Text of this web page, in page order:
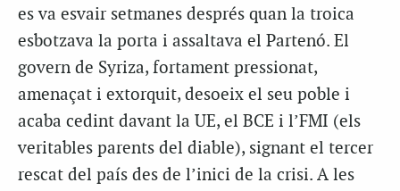
es va esvair setmanes després quan la troica
esbotzava la porta i assaltava el Partenó. El
govern de Syriza, fortament pressionat,
amenaçat i extorquit, desoeix el seu poble i
acaba cedint davant la UE, el BCE i l’FMI (els
veritables parents del diable), signant el tercer
rescat del país des de l’inici de la crisi. A les